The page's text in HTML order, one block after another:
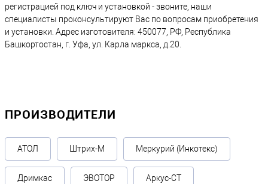
регистрацией под ключ и установкой - звоните, наши
специалисты проконсультируют Вас по вопросам приобретения
и установки. Адрес изготовителя: 450077, РФ, Республика
Башкортостан, г. Уфа, ул. Карла маркса, д.20.
ПРОИЗВОДИТЕЛИ
АТОЛ Штрих-М Меркурий (Инкотекс)
Дримкас ЭВОТОР Аркус-СТ